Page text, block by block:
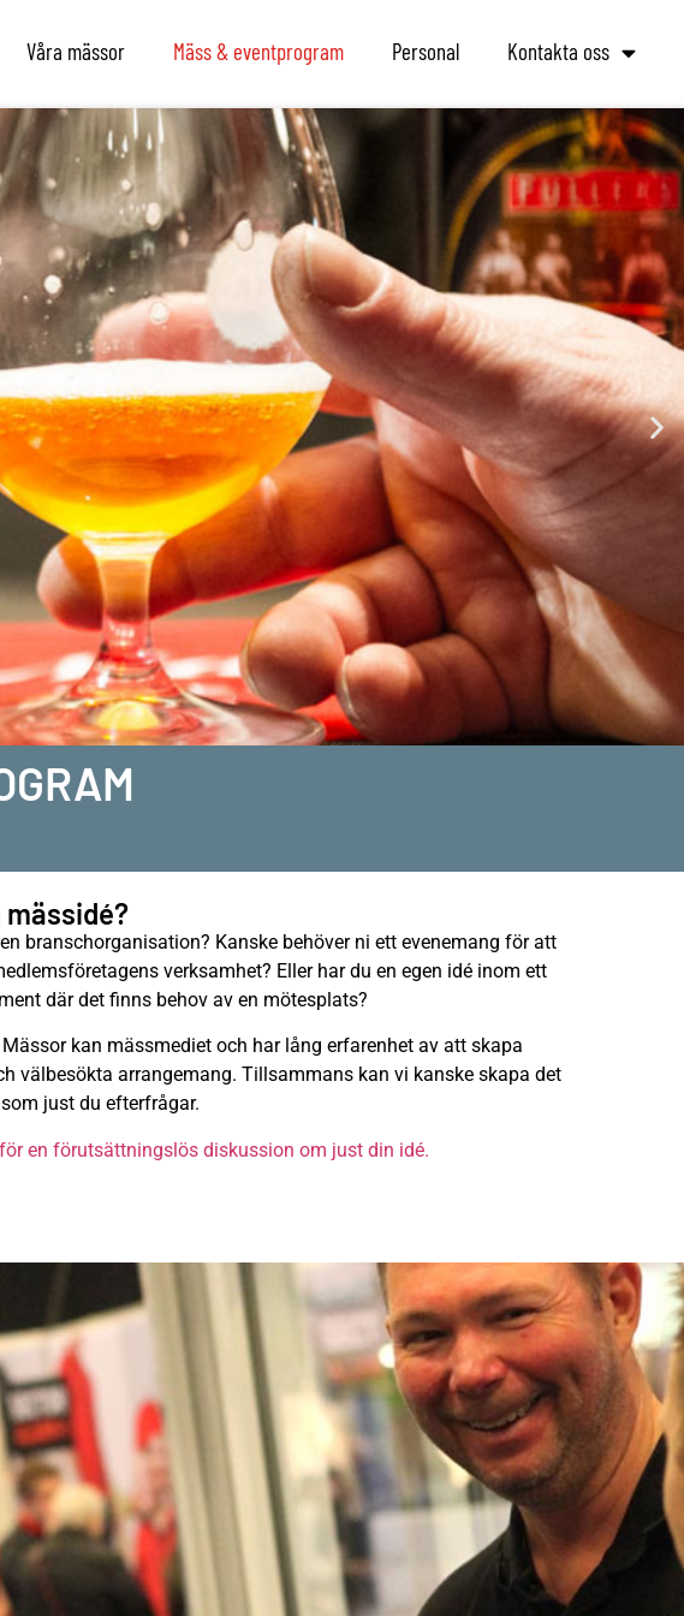
Våra mässor Mäss & eventprogram Personal Kontakta oss
mässidé?
branschorganisation? Kanske behöver ni ett evenemang för att
verksamhet? Eller har du en egen idé inom ett
där det finns behov av en mötesplats?
kan mässmediet och har lång erfarenhet av att skapa
välbesökta arrangemang. Tillsammans kan vi kanske skapa det
just du efterfrågar.
en förutsättningslös diskussion om just din idé.